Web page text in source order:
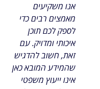
אנו משקיעים
מאמצים רבים כדי
לספק לכם תוכן
איכותי ומדויק. עם
זאת, חשוב להדגיש
שהמידע המובא כאן
אינו ייעוץ משפטי